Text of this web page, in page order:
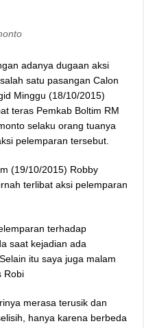
adanya dugaan aksi
satu pasangan Calon
Minggu (18/10/2015)
teras Pemkab Boltim RM
selaku orang tuanya
pelemparan tersebut.
(19/10/2015) Robby
terlibat aksi pelemparan
terhadap
saat kejadian ada
itu saya juga malam
Robi
merasa terusik dan
hanya karena berbeda